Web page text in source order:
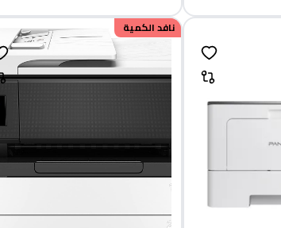
خصم649.95
نافد الكمية